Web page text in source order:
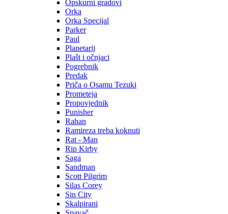
Opskurni gradovi
Orka
Orka Specijal
Parker
Paul
Planetarij
Plašt i očnjaci
Pogrebnik
Predak
Priča o Osamu Tezuki
Prometeja
Propovjednik
Punisher
Rahan
Ramireza treba koknuti
Rat - Man
Rip Kirby
Saga
Sandman
Scott Pilgrim
Silas Corey
Sin City
Skalpirani